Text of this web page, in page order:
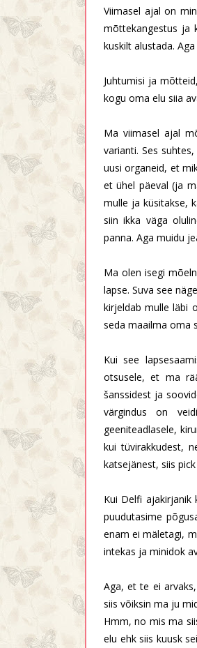
Viimasel ajal on
mõttekangestus ja
kuskilt alustada.
Juhtumisi ja
kogu oma elu siia
Ma viimasel ajal
varianti. Ses
uusi organeid, et
et ühel päeval (ja
mulle ja küsitakse,
siin ikka väga
panna. Aga muidu
Ma olen isegi
lapse. Suva see
kirjeldab mulle läbi
seda maailma oma
Kui see
otsusele, et ma
šanssidest ja
värgindus on
geeniteadlasele,
kui tüvirakkudest,
katsejänest, siis
Kui Delfi ajakirjanik
puudutasime
enam ei mäletagi,
intekas ja minidok
Aga, et te ei
siis võiksin ma ju
Hmm, no mis ma
elu ehk siis kuusk